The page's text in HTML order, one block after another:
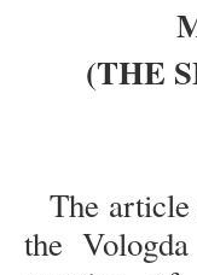
(THE
The
the